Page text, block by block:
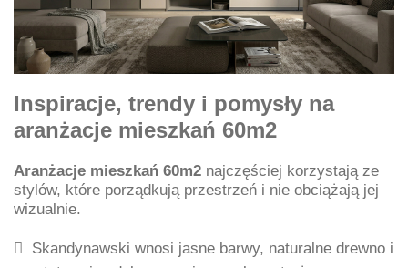
Inspiracje, trendy i pomysły na
aranżacje mieszkań 60m2
Aranżacje mieszkań 60m2 najczęściej korzystają ze
stylów, które porządkują przestrzeń i nie obciążają jej
wizualnie.
Skandynawski wnosi jasne barwy, naturalne drewno i